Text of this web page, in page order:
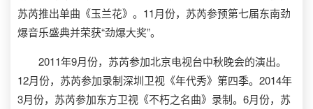
苏芮推出单曲《玉兰花》。11月份，苏芮参预第七届东南劲
爆音乐盛典并荣获“劲爆大奖”。
2011年9月份，苏芮参加北京电视台中秋晚会的演出。
12月份，苏芮参加录制深圳卫视《年代秀》第四季。2014年
3月份，苏芮参加东方卫视《不朽之名曲》录制。6月份，苏